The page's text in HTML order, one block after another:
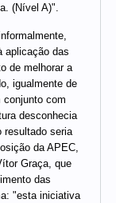
(Nível A)".
aplicação das
de melhorar a
igualmente de
conjunto com
desconhecia
resultado seria
da APEC,
Graça, que
das
"esta iniciativa